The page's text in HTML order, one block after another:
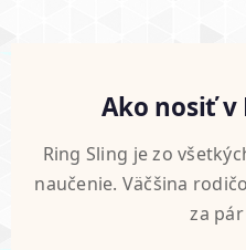
Ako nosiť v
Ring Sling je zo
naučenie. Väčšina
za